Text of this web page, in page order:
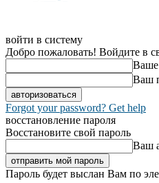
войти в систему
Добро пожаловать! Войдите в
Ваше
Ваш
Forgot your password? Get help
восстановление пароля
Восстановите свой пароль
Ваш
Пароль будет выслан Вам по